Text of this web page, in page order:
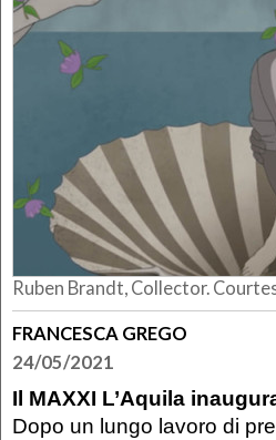
Ruben Brandt, Collector.
FRANCESCA GREGO
24/05/2021
Il MAXXI L’Aquila
Dopo un lungo lavoro di